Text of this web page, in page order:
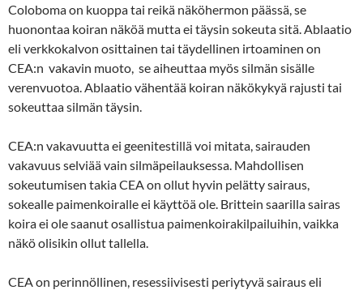
Coloboma on kuoppa tai reikä näköhermon päässä, se
huonontaa koiran näköä mutta ei täysin sokeuta sitä. Ablaatio
eli verkkokalvon osittainen tai täydellinen irtoaminen on
CEA:n vakavin muoto, se aiheuttaa myös silmän sisälle
verenvuotoa. Ablaatio vähentää koiran näkökykyä rajusti tai
sokeuttaa silmän täysin.
CEA:n vakavuutta ei geenitestillä voi mitata, sairauden
vakavuus selviää vain silmäpeilauksessa. Mahdollisen
sokeutumisen takia CEA on ollut hyvin pelätty sairaus,
sokealle paimenkoiralle ei käyttöä ole. Brittein saarilla sairas
koira ei ole saanut osallistua paimenkoirakilpailuihin, vaikka
näkö olisikin ollut tallella.
CEA on perinnöllinen, resessiivisesti periytyvä sairaus eli